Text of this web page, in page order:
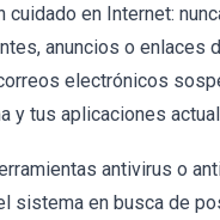
cuidado en Internet:
anuncios o enlaces
electrónicos
y tus aplicaciones
antivirus o
sistema en busca de